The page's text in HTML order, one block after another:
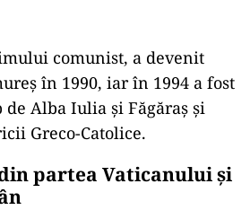
comunist, a devenit
în 1990, iar în 1994 a fost
Alba Iulia și Făgăraș și
Greco-Catolice.
partea Vaticanului și